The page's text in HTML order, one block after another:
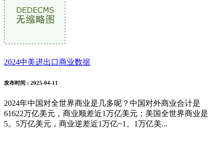
2024中美进出口商业数据
发布时间 : 2025-04-11
2024年中国对全世界商业是几多呢？中国对外商业合计是
61622万亿美元，商业顺差近1万亿美元；美国全世界商业是
5。5万亿美元，商业逆差近1万亿~1。1万亿美...